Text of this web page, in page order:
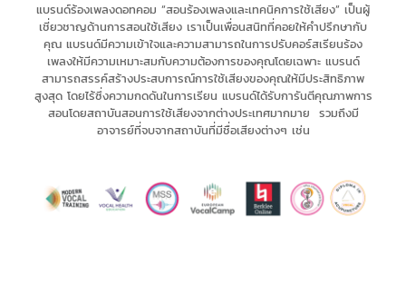
แบรนด์ร้องเพลงดอทคอม “สอนร้องเพลงและเทคนิคการใช้เสียง” เป็นผู้
เชี่ยวชาญด้านการสอนใช้เสียง เราเป็นเพื่อนสนิทที่คอยให้คำปรึกษากับ
คุณ แบรนด์มีความเข้าใจและความสามารถในการปรับคอร์สเรียนร้อง
เพลงให้มีความเหมาะสมกับความต้องการของคุณโดยเฉพาะ แบรนด์
สามารถสรรค์สร้างประสบการณ์การใช้เสียงของคุณให้มีประสิทธิภาพ
สูงสุด โดยไร้ซึ่งความกดดันในการเรียน แบรนด์ได้รับการันตีคุณภาพการ
สอนโดยสถาบันสอนการใช้เสียงจากต่างประเทศมากมาย รวมถึงมี
อาจารย์ที่จบจากสถาบันที่มีชื่อเสียงต่างๆ เช่น